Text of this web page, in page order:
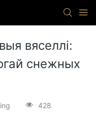
вяселлі:
снежных
428